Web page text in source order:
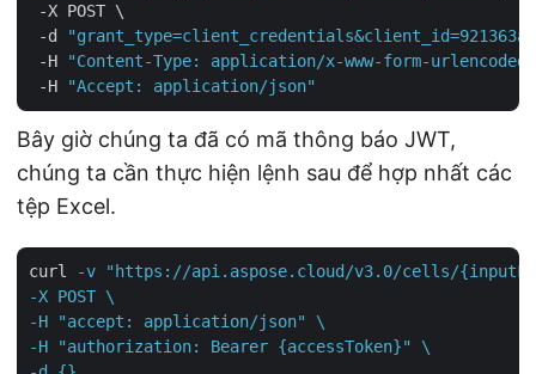
-X POST \
-d
"grant_type=client_credentials&client_id=921363a8-
-H
"Content-Type: application/x-www-form-urlencoded"
-H
"Accept: application/json"
Bây giờ chúng ta đã có mã thông báo JWT,
chúng ta cần thực hiện lệnh sau để hợp nhất các
tệp Excel.
curl
-v "https://api.aspose.cloud/v3.0/cells/
-X POST \
-H "accept: application/json" \
-H "authorization: Bearer {accessToken}" \